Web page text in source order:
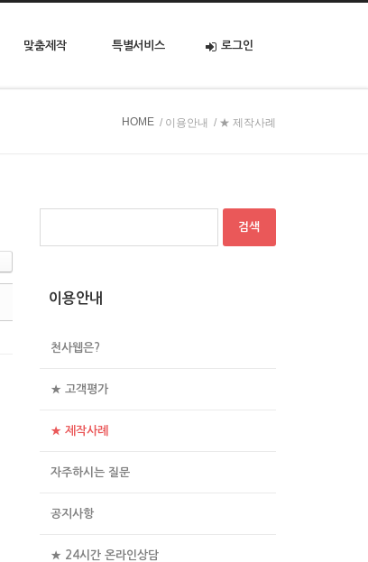
맞춤제작 특별서비스 로그인
HOME / 이용안내 / ★ 제작사례
이용안내
천사웹은?
★ 고객평가
★ 제작사례
자주하시는 질문
공지사항
★ 24시간 온라인상담